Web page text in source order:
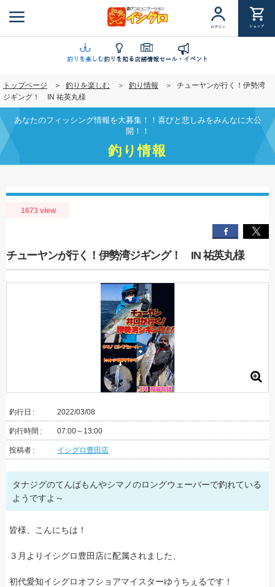
ン
ツ
移
動
ログイン ショップ
釣りを楽しむ釣りを知る店舗情報セール・イベント
トップページ 釣りを楽しむ 釣り情報
チューヤンが行く！伊勢湾
ジギング！ IN 祐英丸様
あなたのフィッシング情報を大募集！！喜びと悲しみをみんなに大公
開！！
釣り情報
1673 view
チューヤンが行く！伊勢湾ジギング！ IN 祐英丸様
釣行日 2022/03/08
釣行時間 07:00～13:00
投稿者 イシグロ豊田店
タナジグのてんぱもんやシマノのロングウェーバーで釣れている
ようですよ～
皆様、こんにちは！
３月よりイシグロ豊田店に配属されました、
初代愛知イシグロオフショアマイスターゆうちぇるです！